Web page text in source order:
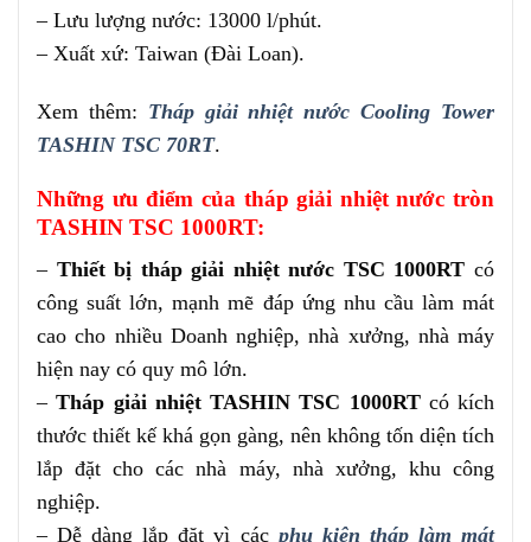
– Lưu lượng nước: 13000 l/phút.
– Xuất xứ: Taiwan (Đài Loan).
Xem thêm: Tháp giải nhiệt nước Cooling Tower
TASHIN TSC 70RT.
Những ưu điểm của tháp giải nhiệt nước tròn
TASHIN TSC 1000RT:
– Thiết bị tháp giải nhiệt nước TSC 1000RT có
công suất lớn, mạnh mẽ đáp ứng nhu cầu làm mát
cao cho nhiều Doanh nghiệp, nhà xưởng, nhà máy
hiện nay có quy mô lớn.
–Tháp giải nhiệt TASHIN TSC 1000RTcó kích
thước thiết kế khá gọn gàng, nên không tốn diện tích
lắp đặt cho các nhà máy, nhà xưởng, khu công
nghiệp.
– Dễ dàng lắp đặt vì các phụ kiện tháp làm mát